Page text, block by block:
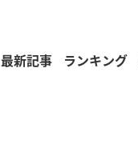
最新記事 ランキング